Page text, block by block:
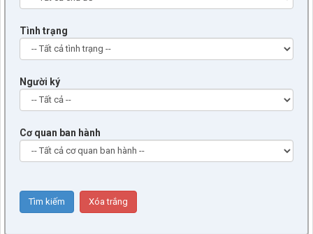
Tình trạng
Người ký
Cơ quan ban hành